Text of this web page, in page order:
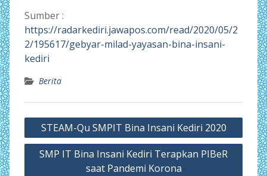
Sumber :
https://radarkediri.jawapos.com/read/2020/05/2
2/195617/gebyar-milad-yayasan-bina-insani-
kediri
Berita
Post
navigation
STEAM-Qu SMPIT Bina Insani Kediri 2020
SMP IT Bina Insani Kediri Terapkan PIBeR
saat Pandemi Korona